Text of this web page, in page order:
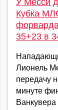
У Месси
Кубка
35+23 в
Лионель
передачу
минуте